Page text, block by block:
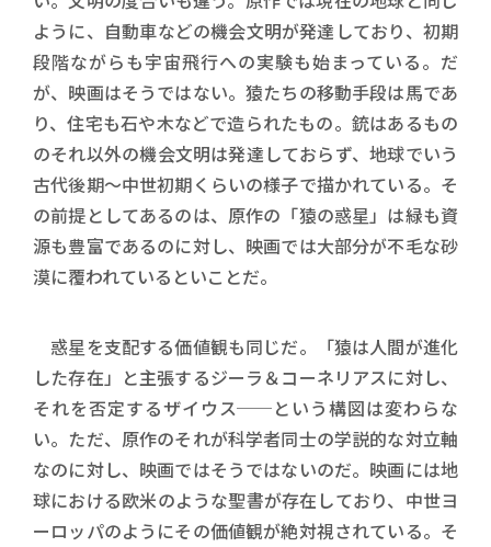
ように、自動車などの機会文明が発達しており、初期
段階ながらも宇宙飛行への実験も始まっている。だ
が、映画はそうではない。猿たちの移動手段は馬であ
り、住宅も石や木などで造られたもの。銃はあるもの
のそれ以外の機会文明は発達しておらず、地球でいう
古代後期～中世初期くらいの様子で描かれている。そ
の前提としてあるのは、原作の「猿の惑星」は緑も資
源も豊富であるのに対し、映画では大部分が不毛な砂
漠に覆われているといことだ。
惑星を支配する価値観も同じだ。「猿は人間が進化
した存在」と主張するジーラ＆コーネリアスに対し、
それを否定するザイウス──という構図は変わらな
い。ただ、原作のそれが科学者同士の学説的な対立軸
なのに対し、映画ではそうではないのだ。映画には地
球における欧米のような聖書が存在しており、中世ヨ
ーロッパのようにその価値観が絶対視されている。そ